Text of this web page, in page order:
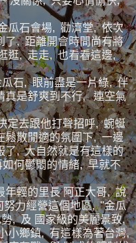
瓜石會場, 勸濟堂, 依次
了, 距離開會時間尚有將
逛, 走走, 也看看這邊,
石, 眼前盡是一片綠, 伴
真是舒爽到不行, 連空氣
定去跟他打聲招呼, 蜿蜒
鬆散閒適的氛圍下, 一邊
了, 大自然就是有這樣的
何鬱悶的情緒, 早就不
年輕的里長 阿正大哥, 說
努力經營這個地區, "金瓜
, 及 國家級的美麗景致,
小鄉鎮, 有這樣為著台灣,